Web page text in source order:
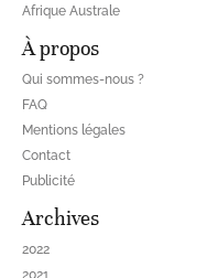
Afrique Australe
À propos
Qui sommes-nous ?
FAQ
Mentions légales
Contact
Publicité
Archives
2022
2021